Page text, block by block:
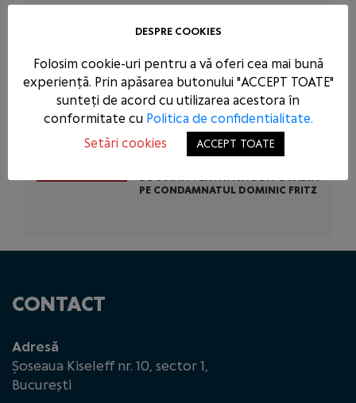
PSD CONDAMNĂ ACȚIUNEA
BLOCAT 771 DE MILIOANE DE EURO
DIN BANII EUROPENI AI ROMÂNIEI
PENTRU A-L SCĂPA PE
CONDAMNATUL DOMINIC FRITZ
PSD CERE INTERVENȚIA URGENTĂ A
DE USR ÎN TENTATIVA DE A-L SALVA
PE CONDAMNATUL DOMINIC FRITZ
CONTACT
Adresă
Șoseaua Kiseleff nr. 10, sector 1,
București
DESPRE COOKIES
Folosim cookie-uri pentru a vă oferi cea mai bună
experiență. Prin apăsarea butonului "ACCEPT TOATE"
sunteți de acord cu utilizarea acestora în
conformitate cu Politica de confidentialitate.
Setări cookies
ACCEPT TOATE